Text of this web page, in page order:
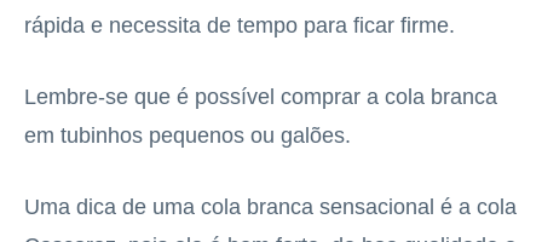
rápida e necessita de tempo para ficar firme.
Lembre-se que é possível comprar a cola branca
em tubinhos pequenos ou galões.
Uma dica de uma cola branca sensacional é a cola